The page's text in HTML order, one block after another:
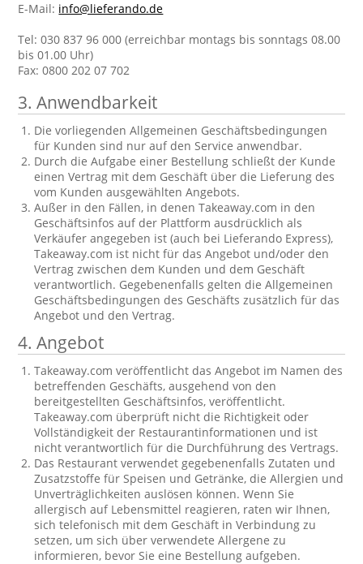
E-Mail: info@lieferando.de
Tel: 030 837 96 000 (erreichbar montags bis sonntags 08.00
bis 01.00 Uhr)
Fax: 0800 202 07 702
3. Anwendbarkeit
Die vorliegenden Allgemeinen Geschäftsbedingungen
für Kunden sind nur auf den Service anwendbar.
Durch die Aufgabe einer Bestellung schließt der Kunde
einen Vertrag mit dem Geschäft über die Lieferung des
vom Kunden ausgewählten Angebots.
Außer in den Fällen, in denen Takeaway.com in den
Geschäftsinfos auf der Plattform ausdrücklich als
Verkäufer angegeben ist (auch bei Lieferando Express),
Takeaway.com ist nicht für das Angebot und/oder den
Vertrag zwischen dem Kunden und dem Geschäft
verantwortlich. Gegebenenfalls gelten die Allgemeinen
Geschäftsbedingungen des Geschäfts zusätzlich für das
Angebot und den Vertrag.
4. Angebot
Takeaway.com veröffentlicht das Angebot im Namen des
betreffenden Geschäfts, ausgehend von den
bereitgestellten Geschäftsinfos, veröffentlicht.
Takeaway.com überprüft nicht die Richtigkeit oder
Vollständigkeit der Restaurantinformationen und ist
nicht verantwortlich für die Durchführung des Vertrags.
Das Restaurant verwendet gegebenenfalls Zutaten und
Zusatzstoffe für Speisen und Getränke, die Allergien und
Unverträglichkeiten auslösen können. Wenn Sie
allergisch auf Lebensmittel reagieren, raten wir Ihnen,
sich telefonisch mit dem Geschäft in Verbindung zu
setzen, um sich über verwendete Allergene zu
informieren, bevor Sie eine Bestellung aufgeben.